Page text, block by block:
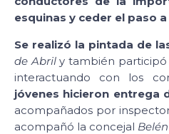
esquinas y ceder el paso
Se realizó la pintada de
de Abrily también participó
interactuando con los
jóvenes hicieron entrega
acompañados por
acompañó la concejal